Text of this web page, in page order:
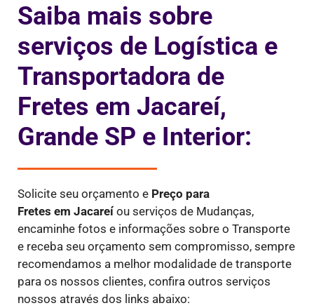
Saiba mais sobre
serviços de Logística e
Transportadora de
Fretes em Jacareí,
Grande SP e Interior:
Solicite seu orçamento e Preço para
Fretes em Jacareí ou serviços de Mudanças,
encaminhe fotos e informações sobre o Transporte
e receba seu orçamento sem compromisso, sempre
recomendamos a melhor modalidade de transporte
para os nossos clientes, confira outros serviços
nossos através dos links abaixo: